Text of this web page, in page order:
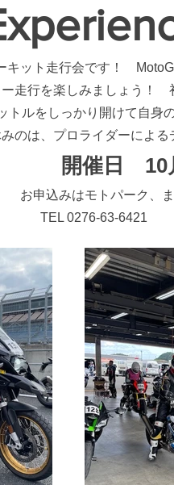
キット走行会です！
ー走行を楽しみましょう！
トルをしっかり開けて自身
のは、プロライダーによ
開催日 10
お申込みはモトパーク、
​TEL 0276-63-6421